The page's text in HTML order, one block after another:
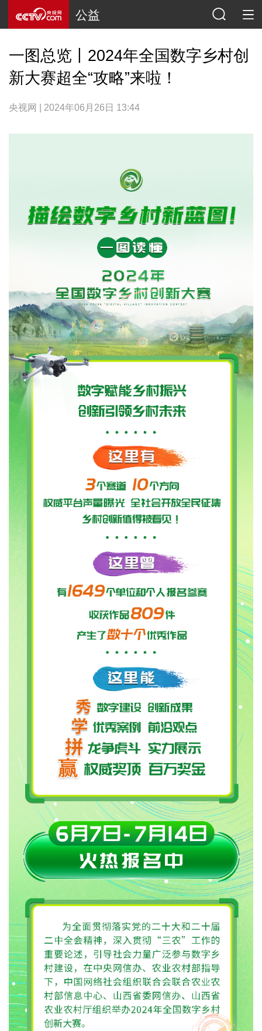
公益
一图总览丨2024年全国数字乡村创
新大赛超全“攻略”来啦！
央视网 | 2024年06月26日 13:44